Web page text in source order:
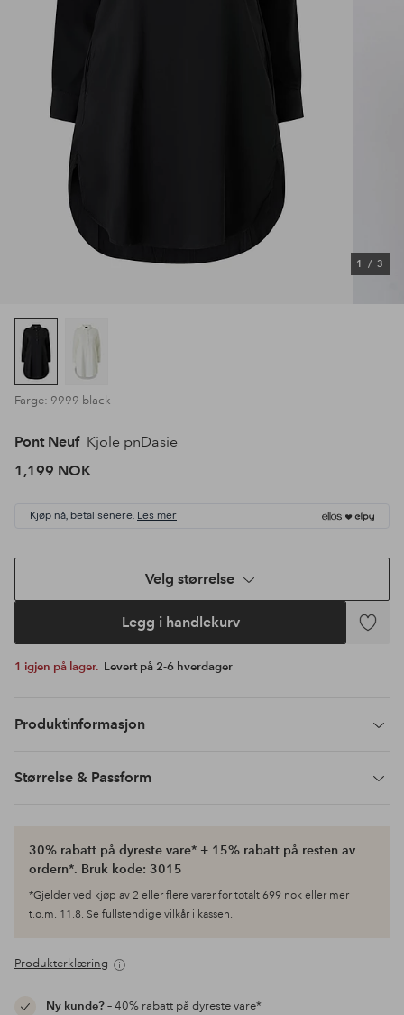
1 / 3
Farge: 9999 black
Pont Neuf Kjole pnDasie
1,199 NOK
Kjøp nå, betal senere. Les mer
Velg størrelse
Legg i handlekurv
Legg
1 igjen på lager. Levert på 2-6 hverdager
Produktinformasjon
Størrelse & Passform
30% rabatt på dyreste vare* + 15% rabatt på resten av
ordern*. Bruk kode: 3015
*Gjelder ved kjøp av 2 eller flere varer for totalt 699 nok eller mer
t.o.m. 11.8. Se fullstendige vilkår i kassen.
Produkterklæring
Ny kunde?– 40% rabatt på dyreste vare*